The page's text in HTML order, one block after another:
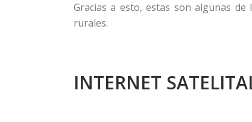
Gracias a esto, estas son algunas
rurales.
INTERNET